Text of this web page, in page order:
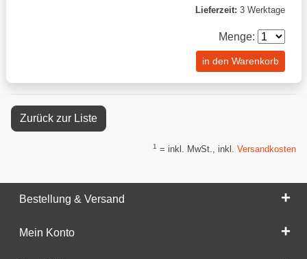
Lieferzeit: 3 Werktage
Menge:
in den Warenkorb
Zurück zur Liste
1 = inkl. MwSt., inkl. Versandkosten
Bestellung & Versand
Mein Konto